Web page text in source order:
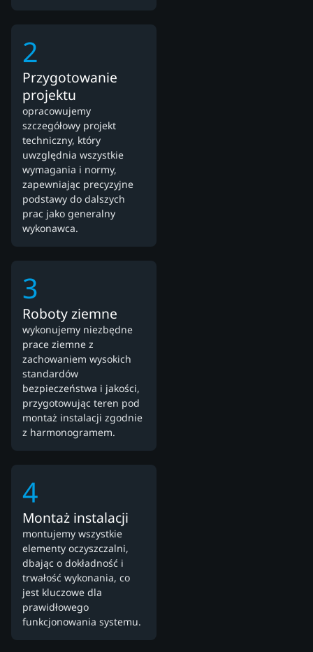
2
Przygotowanie
projektu
opracowujemy
szczegółowy projekt
techniczny, który
uwzględnia wszystkie
wymagania i normy,
zapewniając precyzyjne
podstawy do dalszych
prac jako generalny
wykonawca.
3
Roboty ziemne
wykonujemy niezbędne
prace ziemne z
zachowaniem wysokich
standardów
bezpieczeństwa i jakości,
przygotowując teren pod
montaż instalacji zgodnie
z harmonogramem.
4
Montaż instalacji
montujemy wszystkie
elementy oczyszczalni,
dbając o dokładność i
trwałość wykonania, co
jest kluczowe dla
prawidłowego
funkcjonowania systemu.